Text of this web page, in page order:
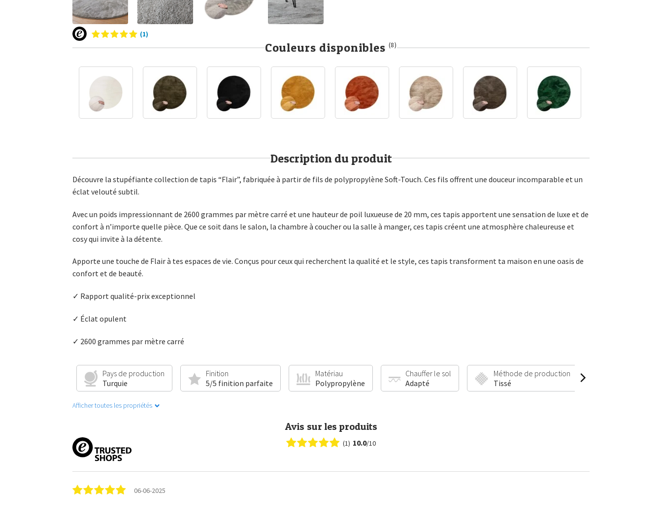
(1)
Couleurs disponibles (8)
Description du produit
Découvre la stupéfiante collection de tapis “Flair”, fabriquée à partir de fils de polypropylène Soft-Touch. Ces fils offrent une douceur incomparable et un
éclat velouté subtil.
Avec un poids impressionnant de 2600 grammes par mètre carré et une hauteur de poil luxueuse de 20 mm, ces tapis apportent une sensation de luxe et de
confort à n’importe quelle pièce. Que ce soit dans le salon, la chambre à coucher ou la salle à manger, ces tapis créent une atmosphère chaleureuse et
cosy qui invite à la détente.
Apporte une touche de Flair à tes espaces de vie. Conçus pour ceux qui recherchent la qualité et le style, ces tapis transforment ta maison en une oasis de
confort et de beauté.
✓ Rapport qualité-prix exceptionnel
✓ Éclat opulent
✓ 2600 grammes par mètre carré
Pays de production
Turquie
Finition
5/5 finition parfaite
Matériau
Polypropylène
Chauffer le sol
Adapté
Méthode de production
Tissé
Afficher toutes les propriétés
Avis sur les produits
(1) 10.0/10
06-06-2025